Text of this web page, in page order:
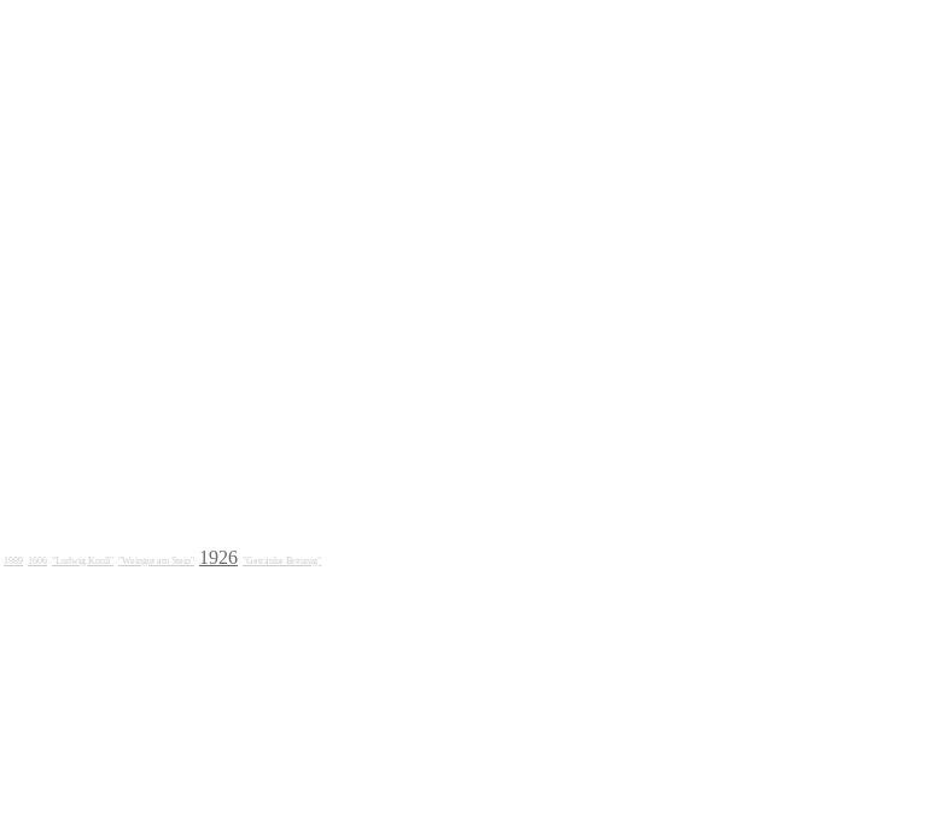
1989 1606 "Ludwig Knoll" "Weingut am Stein" 1926 "Getränke Breunig"